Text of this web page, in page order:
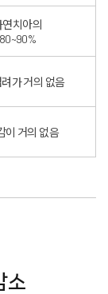
연치아의
80~90%
가 거의 없음
이 거의 없음
소